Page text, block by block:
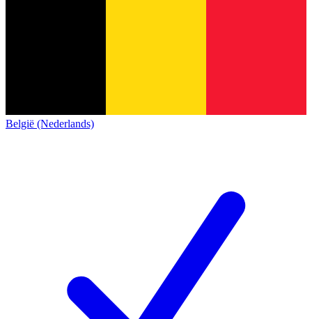
België (Nederlands)